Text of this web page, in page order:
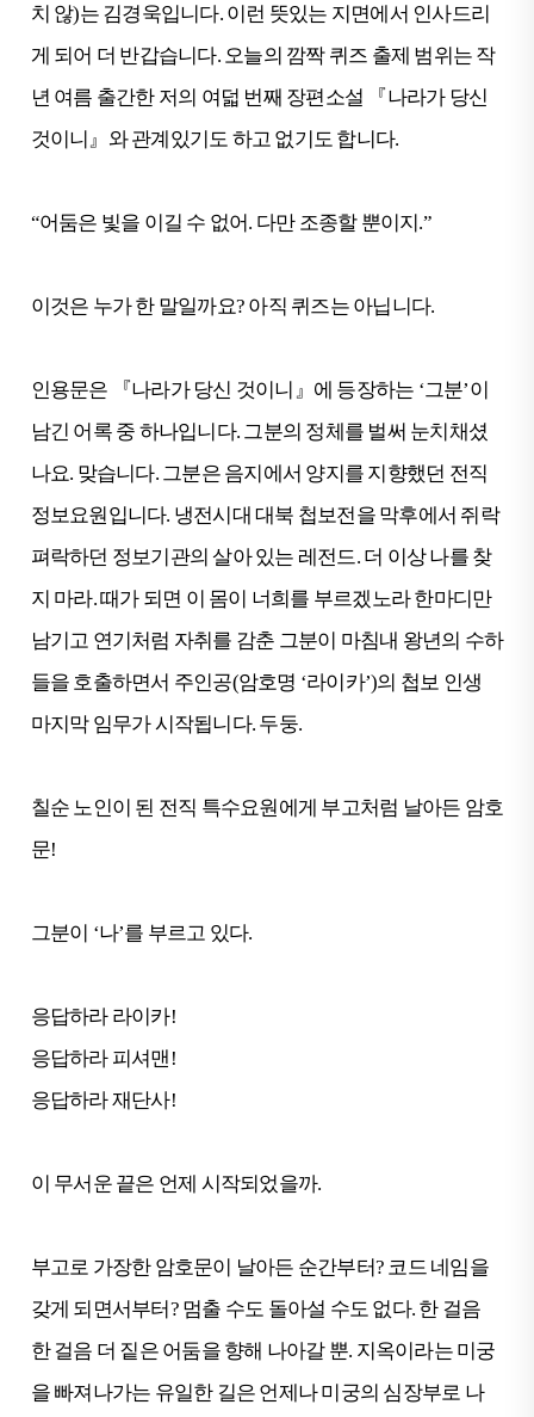
치 않)는 김경욱입니다. 이런 뜻있는 지면에서 인사드리
게 되어 더 반갑습니다. 오늘의 깜짝 퀴즈 출제 범위는 작
년 여름 출간한 저의 여덟 번째 장편소설 『나라가 당신
것이니』와 관계있기도 하고 없기도 합니다.
“어둠은 빛을 이길 수 없어. 다만 조종할 뿐이지.”
이것은 누가 한 말일까요? 아직 퀴즈는 아닙니다.
인용문은 『나라가 당신 것이니』에 등장하는 ‘그분’이
남긴 어록 중 하나입니다. 그분의 정체를 벌써 눈치채셨
나요. 맞습니다. 그분은 음지에서 양지를 지향했던 전직
정보요원입니다. 냉전시대 대북 첩보전을 막후에서 쥐락
펴락하던 정보기관의 살아 있는 레전드. 더 이상 나를 찾
지 마라. 때가 되면 이 몸이 너희를 부르겠노라 한마디만
남기고 연기처럼 자취를 감춘 그분이 마침내 왕년의 수하
들을 호출하면서 주인공(암호명 ‘라이카’)의 첩보 인생
마지막 임무가 시작됩니다. 두둥.
칠순 노인이 된 전직 특수요원에게 부고처럼 날아든 암호
문!
그분이 ‘나’를 부르고 있다.
응답하라 라이카!
응답하라 피셔맨!
응답하라 재단사!
이 무서운 끝은 언제 시작되었을까.
부고로 가장한 암호문이 날아든 순간부터? 코드 네임을
갖게 되면서부터? 멈출 수도 돌아설 수도 없다. 한 걸음
한 걸음 더 짙은 어둠을 향해 나아갈 뿐. 지옥이라는 미궁
을 빠져나가는 유일한 길은 언제나 미궁의 심장부로 나